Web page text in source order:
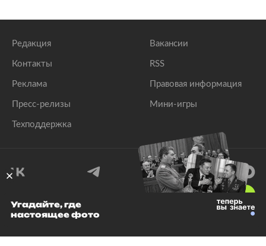
Редакция
Контакты
Реклама
Пресс-релизы
Техподдержка
Вакансии
RSS
Правовая информация
Мини-игры
© 1999–2026 Все права защищены.
Угадайте, где
настоящее фото